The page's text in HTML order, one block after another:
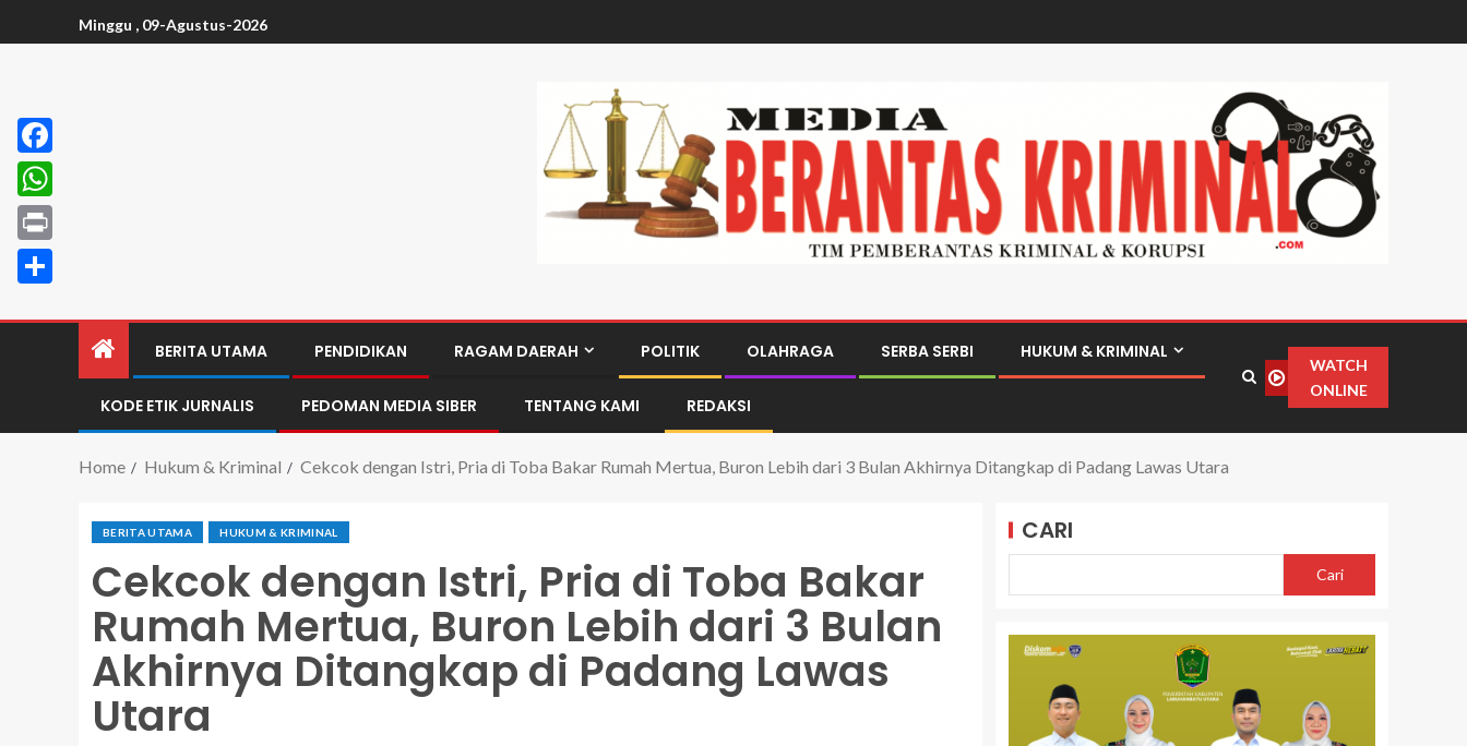
Minggu , 09-Agustus-2026
BERITA UTAMA PENDIDIKAN RAGAM DAERAH POLITIK OLAHRAGA SERBA SERBI HUKUM & KRIMINAL
KODE ETIK JURNALIS PEDOMAN MEDIA SIBER TENTANG KAMI REDAKSI
WATCH
ONLINE
Home Hukum & Kriminal Cekcok dengan Istri, Pria di Toba Bakar Rumah Mertua, Buron Lebih dari 3 Bulan Akhirnya Ditangkap di Padang Lawas Utara
BERITA UTAMA HUKUM & KRIMINAL
Cekcok dengan Istri, Pria di Toba Bakar
Rumah Mertua, Buron Lebih dari 3 Bulan
Akhirnya Ditangkap di Padang Lawas
Utara
Facebook
WhatsApp
Print
CARI
Cari